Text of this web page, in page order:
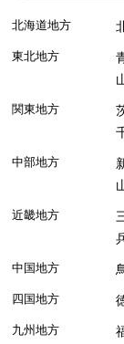
北海道地方
東北地方
関東地方
中部地方
近畿地方
中国地方
四国地方
九州地方